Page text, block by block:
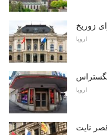
زوریخ
اروپا
اروپا
نایت